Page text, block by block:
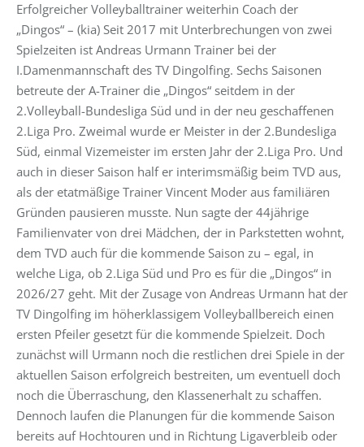
Erfolgreicher Volleyballtrainer weiterhin Coach der
„Dingos“ – (kia) Seit 2017 mit Unterbrechungen von zwei
Spielzeiten ist Andreas Urmann Trainer bei der
I.Damenmannschaft des TV Dingolfing. Sechs Saisonen
betreute der A-Trainer die „Dingos“ seitdem in der
2.Volleyball-Bundesliga Süd und in der neu geschaffenen
2.Liga Pro. Zweimal wurde er Meister in der 2.Bundesliga
Süd, einmal Vizemeister im ersten Jahr der 2.Liga Pro. Und
auch in dieser Saison half er interimsmäßig beim TVD aus,
als der etatmäßige Trainer Vincent Moder aus familiären
Gründen pausieren musste. Nun sagte der 44jährige
Familienvater von drei Mädchen, der in Parkstetten wohnt,
dem TVD auch für die kommende Saison zu – egal, in
welche Liga, ob 2.Liga Süd und Pro es für die „Dingos“ in
2026/27 geht. Mit der Zusage von Andreas Urmann hat der
TV Dingolfing im höherklassigem Volleyballbereich einen
ersten Pfeiler gesetzt für die kommende Spielzeit. Doch
zunächst will Urmann noch die restlichen drei Spiele in der
aktuellen Saison erfolgreich bestreiten, um eventuell doch
noch die Überraschung, den Klassenerhalt zu schaffen.
Dennoch laufen die Planungen für die kommende Saison
bereits auf Hochtouren und in Richtung Ligaverbleib oder